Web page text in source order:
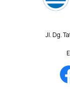
Jl. Dg.